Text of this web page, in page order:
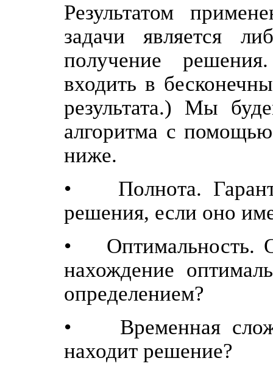
Результатом
задачи является
получение
входить в
результата.) Мы
алгоритма с
ниже.
• Полнота.
решения, если оно
• Оптимальность.
нахождение
определением?
• Временная
находит решение?